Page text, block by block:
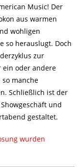
Music! Der
aus warmen
wohligen
so herauslugt. Doch
zur
ein oder andere
so manche
Schließlich ist der
und
gestaltet.
wurden